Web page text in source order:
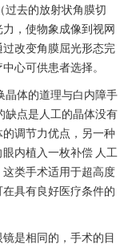
去的放射状角膜切
，使物象成像到视网
改变角膜屈光形态完
心可供患者选择。
体的道理与白内障手
缺点是人工的晶体没有
调节力优点，另一种
内植入一枚补偿 人工
类手术适用于超高度
具有良好医疗条件的
是相同的，手术的目